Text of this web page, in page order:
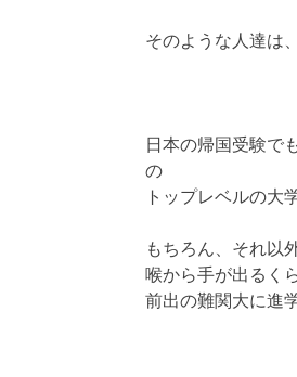
そのような人達は
日本の帰国受験で
の
トップレベルの大
もちろん、それ以
喉から手が出るく
前出の難関大に進